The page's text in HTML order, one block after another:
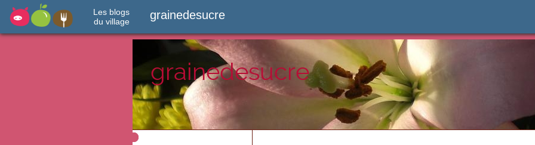
Les blogs
du village
grainedesucre
grainedesucre